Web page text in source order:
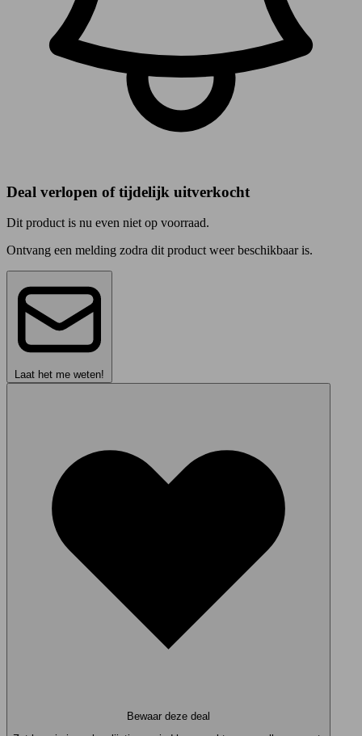
Deal verlopen of tijdelijk uitverkocht
Dit product is nu even niet op voorraad.
Ontvang een melding zodra dit product weer beschikbaar is.
Laat het me weten!
Bewaar deze deal